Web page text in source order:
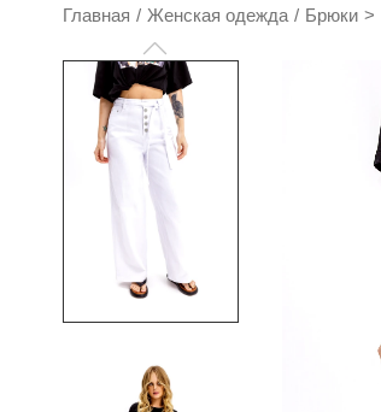
Главная / Женская одежда / Брюки >